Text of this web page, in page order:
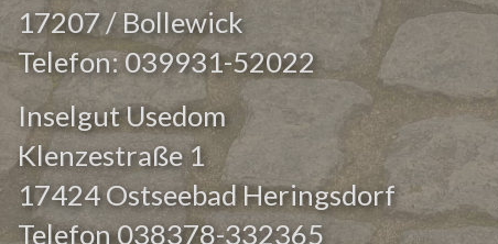
17207 / Bollewick
Telefon:039931-52022
Inselgut Usedom
Klenzestraße 1
17424 Ostseebad Heringsdorf
Telefon038378-332365